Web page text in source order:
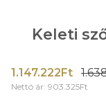
Keleti
1.147.222Ft
Nettó ár: 903.325Ft